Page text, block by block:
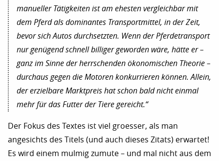
manueller Tätigkeiten ist am ehesten vergleichbar mit
dem Pferd als dominantes Transportmittel, in der Zeit,
bevor sich Autos durchsetzten. Wenn der Pferdetransport
nur genügend schnell billiger geworden wäre, hätte er –
ganz im Sinne der herrschenden ökonomischen Theorie –
durchaus gegen die Motoren konkurrieren können. Allein,
der erzielbare Marktpreis hat schon bald nicht einmal
mehr für das Futter der Tiere gereicht.“
Der Fokus des Textes ist viel groesser, als man
angesichts des Titels (und auch dieses Zitats) erwartet!
Es wird einem mulmig zumute – und mal nicht aus dem